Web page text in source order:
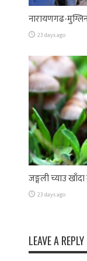
नारायणगढ-
23 days ago
जङ्गली च्याउ
23 days ago
LEAVE A REPLY